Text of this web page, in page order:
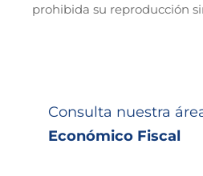
prohibida su reproducción
Consulta nuestra
Económico Fiscal